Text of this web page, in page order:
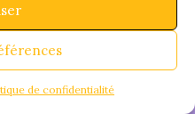
de confidentialité